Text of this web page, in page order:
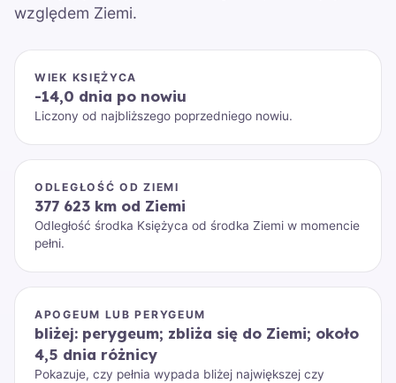
względem Ziemi.
WIEK KSIĘŻYCA
-14,0 dnia po nowiu
Liczony od najbliższego poprzedniego nowiu.
ODLEGŁOŚĆ OD ZIEMI
377 623 km od Ziemi
Odległość środka Księżyca od środka Ziemi w momencie
pełni.
APOGEUM LUB PERYGEUM
bliżej: perygeum; zbliża się do Ziemi; około
4,5 dnia różnicy
Pokazuje, czy pełnia wypada bliżej największej czy